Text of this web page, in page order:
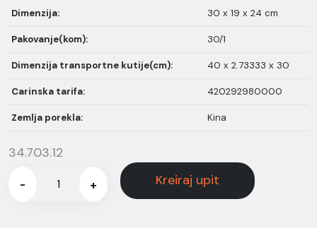
Dimenzija: 30 x 19 x 24 cm
Pakovanje(kom): 30/1
Dimenzija transportne kutije(cm): 40 x 2.73333 x 30
Carinska tarifa: 420292980000
Zemlja porekla: Kina
34.703.12
- + Kreiraj upit